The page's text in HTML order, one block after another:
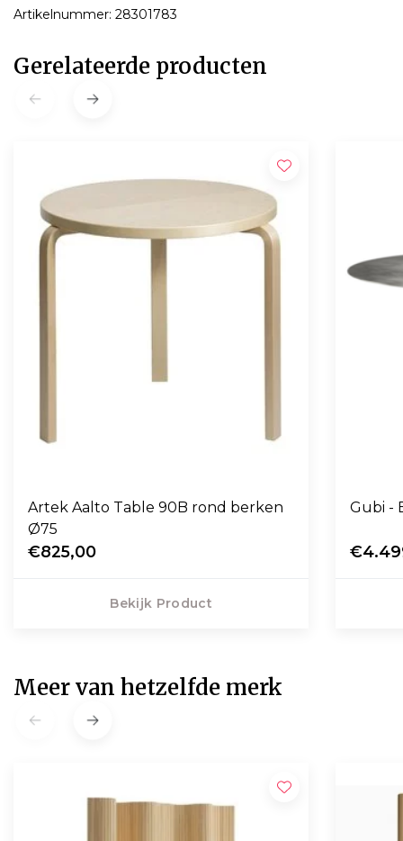
Artikelnummer: 28301783
Gerelateerde producten
Artek Aalto Table 90B rond berken
Ø75
€825,00
Bekijk Product
Gubi -
Meer van hetzelfde merk